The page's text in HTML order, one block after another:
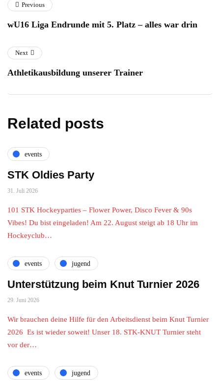
Previous
wU16 Liga Endrunde mit 5. Platz – alles war drin
Next
Athletikausbildung unserer Trainer
Related posts
events
STK Oldies Party
31. Juli 2026
101 STK Hockeyparties – Flower Power, Disco Fever & 90s
Vibes! Du bist eingeladen! Am 22. August steigt ab 18 Uhr im
Hockeyclub…
events jugend
Unterstützung beim Knut Turnier 2026
29. Juni 2026
Wir brauchen deine Hilfe für den Arbeitsdienst beim Knut Turnier
2026 Es ist wieder soweit! Unser 18. STK-KNUT Turnier steht
vor der…
events jugend